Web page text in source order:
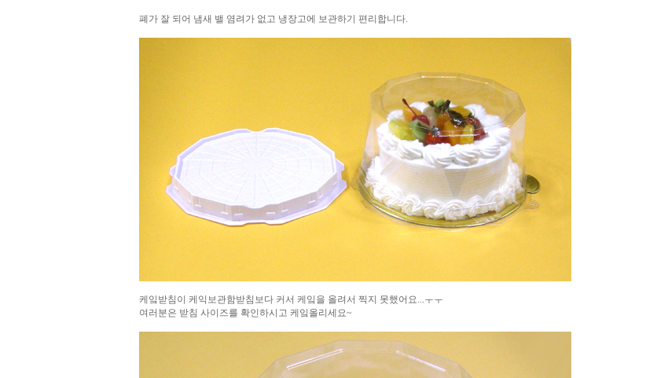
폐가 잘 되어 냄새 밸 염려가 없고 냉장고에 보관하기 편리합니다.
케잌받침이 케익보관함받침보다 커서 케잌을 올려서 찍지 못했어요...ㅜㅜ
여러분은 받침 사이즈를 확인하시고 케잌올리세요~